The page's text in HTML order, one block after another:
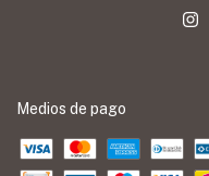
Medios de pago